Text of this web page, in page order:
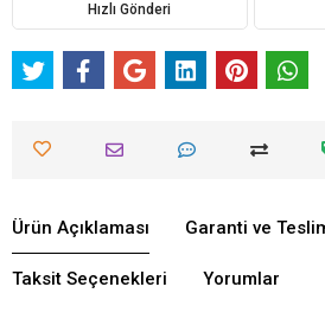
Hızlı Gönderi
Ürün Açıklaması Garanti ve
Taksit Seçenekleri Yorumlar